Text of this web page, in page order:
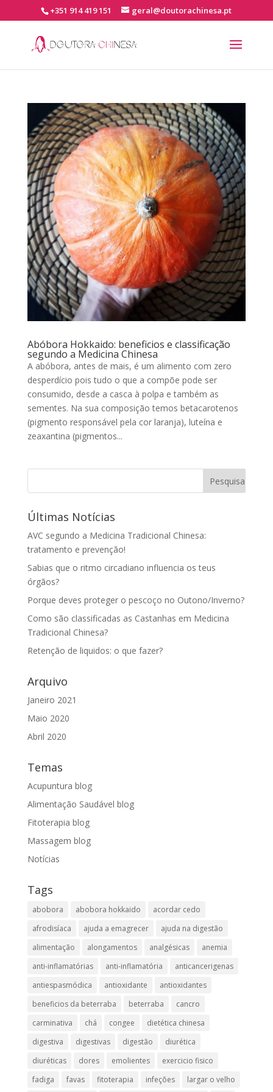
+351 914 419 151 geral@doutorachinesa.pt
Abóbora Hokkaido: beneficios e classificação
segundo a Medicina Chinesa
A abóbora, antes de mais, é um alimento com zero
desperdício pois tudo o que a compõe pode ser
consumido, desde a casca à polpa e também as
sementes. Na sua composição temos betacarotenos
(pigmento responsável pela cor laranja), luteína e
zeaxantina (pigmentos...
Últimas Notícias
AVC segundo a Medicina Tradicional Chinesa:
tratamento e prevenção!
Sabias que o ritmo circadiano influencia os teus
órgãos?
Porque deves proteger o pescoço no Outono/Inverno?
Como são classificadas as Castanhas em Medicina
Tradicional Chinesa?
Retenção de liquidos: o que fazer?
Arquivo
Janeiro 2021
Maio 2020
Abril 2020
Temas
Acupuntura blog
Alimentação Saudável blog
Fitoterapia blog
Massagem blog
Notícias
Tags
abobora abobora hokkaido
acordar cedo
afrodisíaca
ajuda a emagrecer
ajuda na digestão
alimentação
alongamentos analgésicas
anemia
anti-inflamatórias
anti-inflamatória​
anticancerigenas
antiespasmódica
antioxidante
antioxidantes
beneficios da beterraba
beterraba
cancro
carminativa
chá congee
dietética chinesa
digestiva
digestivas digestão
diurética
diuréticas​
dores emolientes
exercicio fisico
fadiga
favas fitoterapia infeções largar o velho